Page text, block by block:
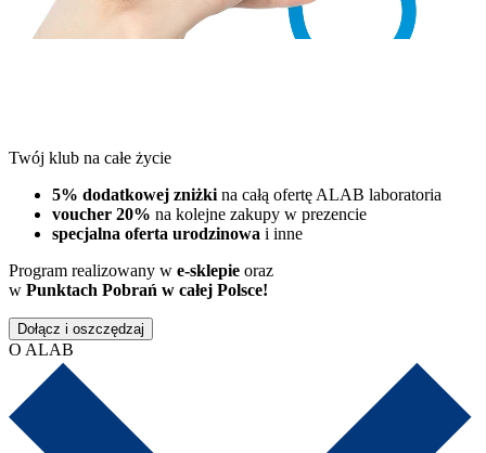
Twój klub na całe życie
5% dodatkowej zniżki na całą ofertę ALAB laboratoria
voucher 20% na kolejne zakupy w prezencie
specjalna oferta urodzinowa i inne
Program realizowany w e-sklepie oraz
w Punktach Pobrań w całej Polsce!
Dołącz i oszczędzaj
O ALAB